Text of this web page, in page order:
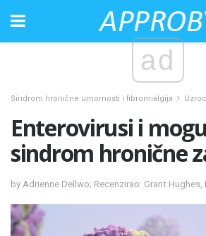
ad
Sindrom hronične umornosti i fibromialgija
Enterovirusi i
sindrom hronične
by Adrienne Dellwo; Recenzirao: Grant Hughes,